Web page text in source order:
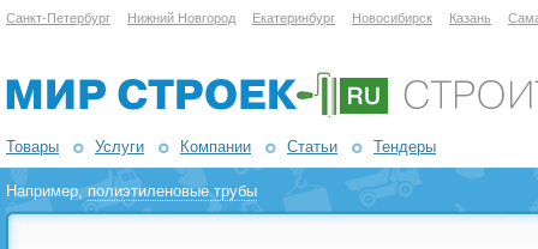
Санкт-Петербург Нижний Новгород Екатеринбург Новосибирск Казань
Товары Услуги Компании Статьи Тендеры
Например,полиэтиленовые трубы